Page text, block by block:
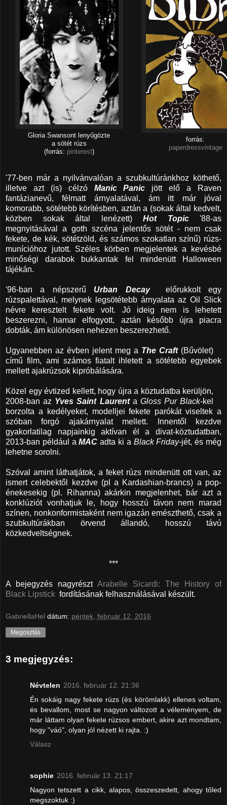
Gloria Swansont lenyűgözte
a sötét rúzs
(forrás: pinterest)
forrás:
paperdressvintage
'77-ben már a nyilvánvalóan a szubkultúránkhoz köthető,
illetve azt (is) célzóManic Panic jött elő a Raven
fantázianevű, félmatt árnyalatával, ám itt már jóval
komorabb, sötétebb körítésben, aztán a (sokak által kedvelt,
közben sokak által lenézett) Hot Topic'88-as
megnyitásával a goth szcéna jelentős sötét - nem csak
fekete, de kék, sötétzöld, és számos szokatlan színű) rúzs-
munícióhoz jutott. Széles körben megjelentek a kevésbé
minőségi darabok bukkantak fel mindenütt Halloween
tájékán.
'96-ban a népszerű Urban Decayelőrukkolt egy
rúzspalettával, melynek legsötétebb árnyalata az Oil Slick
névre keresztelt fekete volt. Jó ideig nem is lehetett
beszerezni, hamar elfogyott, aztán később újra piacra
dobták, ám különösen nehezen beszerezhető.
Ugyanebben az évben jelent meg a The Craft(Bűvölet)
című film, ami számos fiatalt ihletett a sötétebb egyebek
mellett ajakrúzsok kipróbálására.
Közel egy évtized kellett, hogy újra a köztudatba kerüljön,
2008-ban az Yves Saint Laurenta Gloss Pur Black-kel
borzolta a kedélyeket, modelljei fekete parókát viseltek a
szóban forgó ajakárnyalat mellett. Innentől kezdve
gyakorlatilag napjainkig aktívan él a divat-köztudatban,
2013-ban például aMAC adta ki a Black Friday-jét, és még
lehetne sorolni.
Szóval amint láthatjátok, a feket rúzs mindenütt ott van, az
ismert celebektől kezdve (pl a Kardashian-brancs) a pop-
énekesekig (pl. Rihanna) akárkin megjelenhet, bár azt a
konklúziót vonhatjuk le, hogy hosszú távon nem marad
színen, nonkonformistaként nem igazán emészthető, csak a
szubkultúrákban örvend állandó, hosszú távú
közkedveltségnek.
***
A bejegyzés nagyrészt Arabelle Sicardi: The History of
Black Lipstick fordításának felhasználásával készült.
GabriellaHel dátum: péntek, február 12, 2016
Megosztás
3 megjegyzés:
Névtelen 2016. február 12. 21:36
Én sokáig nagy fekete rúzs (és körömlakk) ellenes voltam,
és bevallom, most se nagyon változott a véleményem, de
már láttam olyan fekete rúzsos embert, akire azt mondtam,
hogy "váó", olyan jól nézett ki rajta. :)
Válasz
sophie 2016. február 13. 21:17
Nagyon tetszett a cikk, alapos, összeszedett, ahogy tőled
megszoktuk :)